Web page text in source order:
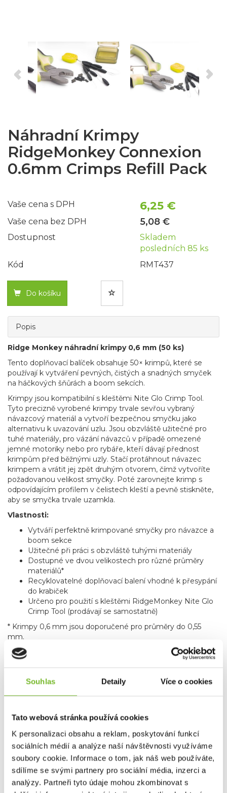
Souhlas Detaily Více o cookies
Tato webová stránka používá cookies
K personalizaci obsahu a reklam, poskytování funkcí
sociálních médií a analýze naší návštěvnosti využíváme
soubory cookie. Informace o tom, jak náš web používáte,
sdílíme se svými partnery pro sociální média, inzerci a
analýzy. Partneři tyto údaje mohou zkombinovat s
Náhradní Krimpy
RidgeMonkey Connexion
0.6mm Crimps Refill Pack
Vaše cena s DPH 6,25 €
Vaše cena bez DPH 5,08 €
Dostupnost
Skladem
posledních 85 ks
Kód
RMT437
Do košíku
Popis
Ridge Monkey náhradní krimpy 0,6 mm (50 ks)
Tento doplňovací balíček obsahuje 50× krimpů, které se
používají k vytváření pevných, čistých a snadných smyček
na háčkových šňůrách a boom sekcích.
Krimpy jsou kompatibilní s kleštěmi Nite Glo Crimp Tool.
Tyto precizně vyrobené krimpy trvale sevřou vybraný
návazcový materiál a vytvoří bezpečnou smyčku jako
alternativu k uvazování uzlu. Jsou obzvláště užitečné pro
tuhé materiály, pro vázání návazců v případě omezené
jemné motoriky nebo pro rybáře, kteří dávají přednost
krimpům před běžnými uzly. Stačí protáhnout návazec
krimpem a vrátit jej zpět druhým otvorem, čímž vytvoříte
požadovanou velikost smyčky. Poté zarovnejte krimp s
odpovídajícím profilem v čelistech kleští a pevně stiskněte,
aby se smyčka trvale uzamkla.
Vlastnosti:
Vytváří perfektně krimpované smyčky pro návazce a
boom sekce
Užitečné při práci s obzvláště tuhými materiály
Dostupné ve dvou velikostech pro různé průměry
materiálů*
Recyklovatelné doplňovací balení vhodné k přesypání
do krabiček
Určeno pro použití s kleštěmi RidgeMonkey Nite Glo
Crimp Tool (prodávají se samostatně)
* Krimpy 0,6 mm jsou doporučené pro průměry do 0,55
mm.
* Krimpy 0,7 mm pro průměry do 0,65 mm.
Technické specifikace:
Rozměry: 5 mm (d) × 2 mm (š) × 1 mm (v)
Hmotnost: 0,3 g
Materiál: kovová slitina
Dotaz
Mohlo by Vás zajímat